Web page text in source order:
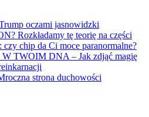
oczami jasnowidzki
Rozkładamy tę teorię na części
chip da Ci moce paranormalne?
TWOIM DNA – Jak zdjąć magię
strona duchowości